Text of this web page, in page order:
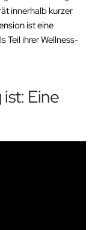
innerhalb kurzer
ist eine
Teil ihrer Wellness-
Eine